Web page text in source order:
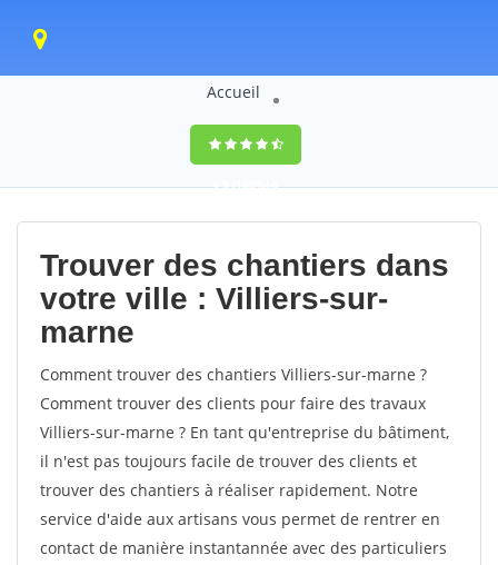
Accueil
9,5(100%)0
votes
Trouver des chantiers dans
votre ville : Villiers-sur-
marne
Comment trouver des chantiers Villiers-sur-marne ?
Comment trouver des clients pour faire des travaux
Villiers-sur-marne ? En tant qu'entreprise du bâtiment,
il n'est pas toujours facile de trouver des clients et
trouver des chantiers à réaliser rapidement. Notre
service d'aide aux artisans vous permet de rentrer en
contact de manière instantannée avec des particuliers